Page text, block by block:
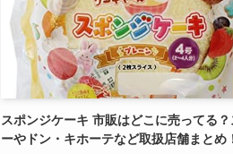
スポンジケーキ 市販はどこに売ってる
ーやドン・キホーテなど取扱店舗まとめ